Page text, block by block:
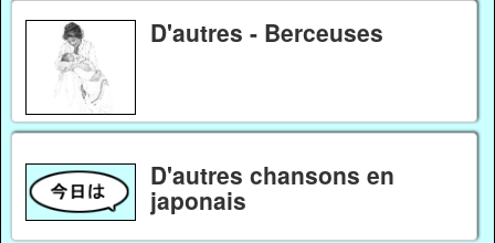
D'autres - Berceuses
D'autres chansons en
japonais